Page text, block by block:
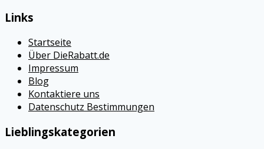
Links
Startseite
Über DieRabatt.de
Impressum
Blog
Kontaktiere uns
Datenschutz Bestimmungen
Lieblingskategorien